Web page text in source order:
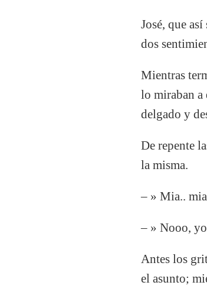
José, que
dos
Mientras
lo miraban a
delgado y
De repente
la misma.
– » Mia..
– » Nooo,
Antes los
el asunto;